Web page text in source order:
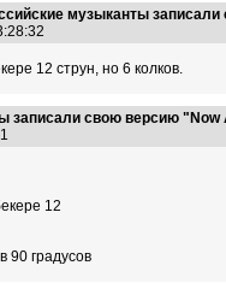
музыканты
12 струн, но 6 колков.
записали свою версию "Now
12
90 градусов